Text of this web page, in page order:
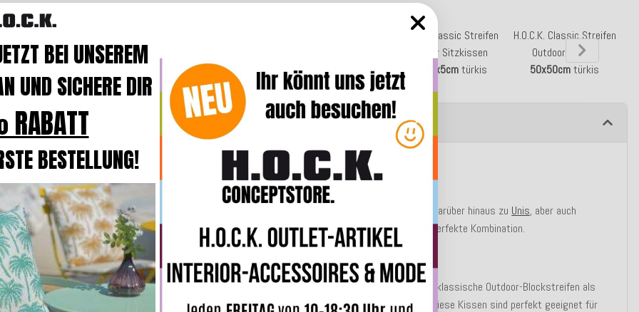
40x40x5cm
H.O.C.K. Classic Streifen
Outdoor Sitzkissen
50x50x5cmtürkis
H.O.C.K. Classic Streifen
Outdoor Kissen
50x50cmtürkis
Beschreibung
Produktbeschreibung
Streifen sind zeitlos, immer IN und darüber hinaus zu Unis, aber auch
floralen, gemusterten Dessins die perfekte Kombination.
Ganz besonders cool zeigt sich der klassische Outdoor-Blockstreifen als
robustesundpraktischesKissen. Diese Kissen sind perfekt geeignet für
BEI UNSEREM
UND SICHERE DIR
BESTELLUNG!